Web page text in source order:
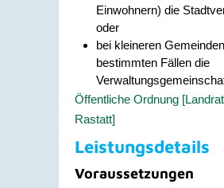
Einwohnern) die
oder
bei kleineren
bestimmten Fällen die
Öffentliche Ordnung
Rastatt]
Leistungsdetails
Voraussetzungen